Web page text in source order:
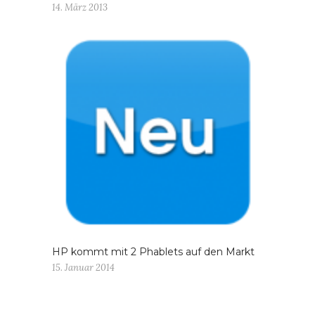
14. März 2013
HP kommt mit 2 Phablets auf den Markt
15. Januar 2014